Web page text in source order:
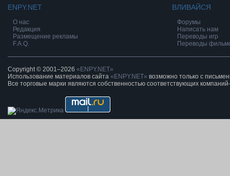
ENPY.NET
О нас
Редакция
Размещение рекламы
F.A.Q.
ВЛИВАЙСЯ
Форумы
Написать нам
Переводы игр
Переводы
Copyright © 2001–2026 «ENPY.NET»
Использование материалов сайта «ENPY.NET» возможно только с
Все торговые марки являются собственностью соответствующих